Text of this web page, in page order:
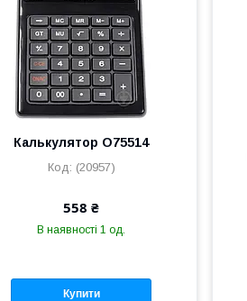
Калькулятор О75514
(20957)
558 ₴
В наявності 1 од.
Купити